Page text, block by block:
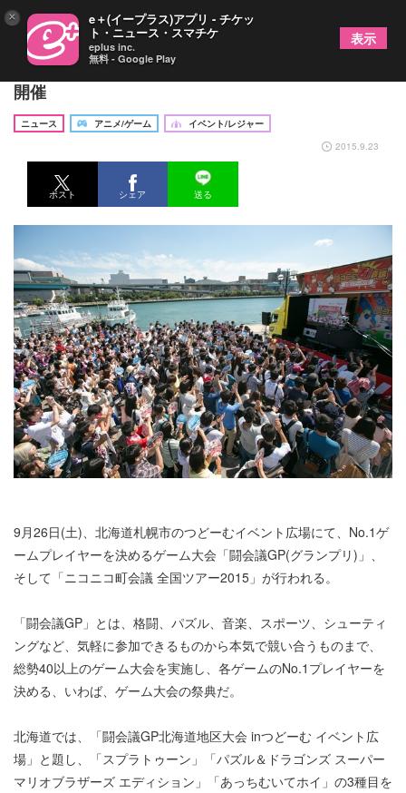
札幌で「闘会議GP」と「ニコニコ町会議」が同時
開催
ニュース アニメ/ゲーム
イベント/レジャー
2015.9.23
ポスト シェア 送る
9月26日(土)、北海道札幌市のつどーむイベント広場にて、No.1ゲ
ームプレイヤーを決めるゲーム大会「闘会議GP(グランプリ)」、
そして「ニコニコ町会議 全国ツアー2015」が行われる。
「闘会議GP」とは、格闘、パズル、音楽、スポーツ、シューティ
ングなど、気軽に参加できるものから本気で競い合うものまで、
総勢40以上のゲーム大会を実施し、各ゲームのNo.1プレイヤーを
決める、いわば、ゲーム大会の祭典だ。
北海道では、「闘会議GP北海道地区大会 inつどーむ イベント広
場」と題し、「スプラトゥーン」「パズル＆ドラゴンズ スーパー
マリオブラザーズ エディション」「あっちむいてホイ」の3種目を
× e＋(イープラス)アプリ - チケッ
ト・ニュース・スマチケ
eplus inc.
無料 - Google Play
表示